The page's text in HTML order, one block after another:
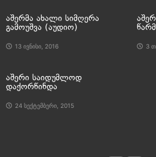
აშერმა ახალი სიმღერა
გამოუშვა (აუდიო)
13 ივნისი, 2016 3
აშერი საიდუმლოდ
დაქორწინდა
24 სექტემბერი, 2015